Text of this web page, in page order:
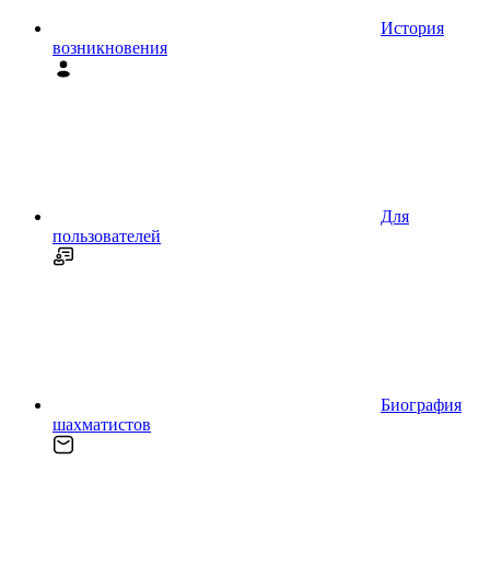
История
возникновения
Для
пользователей
Биография
шахматистов